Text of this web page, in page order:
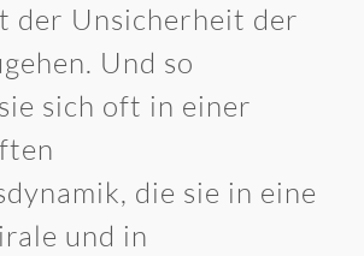
der Unsicherheit der
Und so
sich oft in einer
die sie in eine
und in